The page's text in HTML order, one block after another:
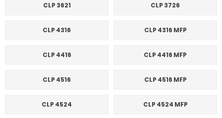
CLP 3621 CLP 3726
CLP 4316 CLP 4316 MFP
CLP 4416 CLP 4416 MFP
CLP 4516 CLP 4516 MFP
CLP 4524 CLP 4524 MFP